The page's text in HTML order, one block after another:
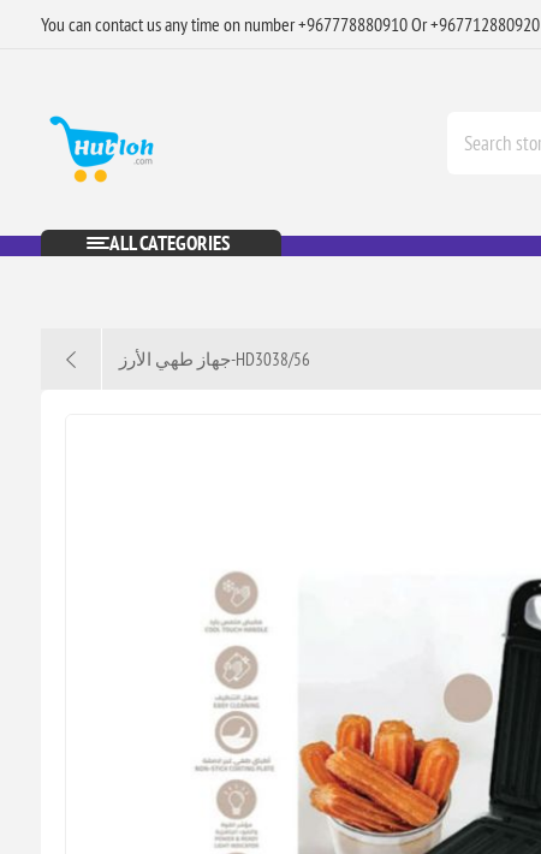
You can contact us any time on number +967778880910 Or +967712880920
ALL CATEGORIES
جهاز طهي الأرز-HD3038/56